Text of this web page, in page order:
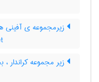
زیرمجموعه ی
زیر مجموعه کراندار